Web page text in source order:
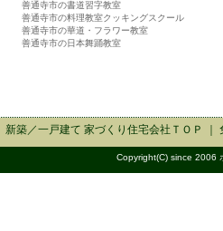
善通寺市の書道習字教室
善通寺市の料理教室クッキングスクール
善通寺市の華道・フラワー教室
善通寺市の日本舞踊教室
新築／一戸建て 家づくり住宅会社 ＴＯＰ ｜
Copyright(C) since 2006